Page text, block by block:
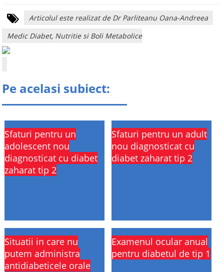
Articolul este realizat de Dr Parliteanu Oana-Andreea
Medic Diabet, Nutritie si Boli Metabolice
Pe acelasi subiect:
Sfaturi pentru un
adolescent nou
diagnosticat cu diabet
zaharat tip 2
Sfaturi pentru un adult
nou diagnosticat cu
diabet zaharat tip 2
Situatii in care nu
putem administra
antidiabeticele orale
Examenul ocular anual
pentru diabetul de tip 1